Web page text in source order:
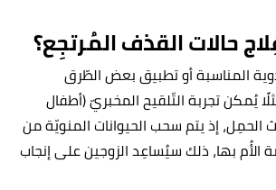
حالات القذف المُرتجِع؟
المناسبة أو تطبيق بعض الطّرق
يُمكن تجربة التّلقيح المخبريّ (أطفال
الحمِل، إذ يتم سحب الحيوانات المنويّة من
الأُم بها، ذلك سيُساعِد الزوجين على إنجاب